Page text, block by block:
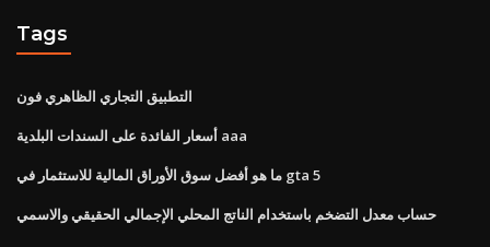
Tags
التطبيق التجاري الظاهري فون
أسعار الفائدة على السندات البلدية aaa
ما هو أفضل سوق الأوراق المالية للاستثمار في gta 5
حساب معدل التضخم باستخدام الناتج المحلي الإجمالي الحقيقي والاسمي